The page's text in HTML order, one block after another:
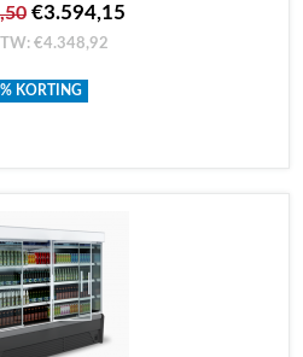
€3.594,15
€4.348,92
KORTING